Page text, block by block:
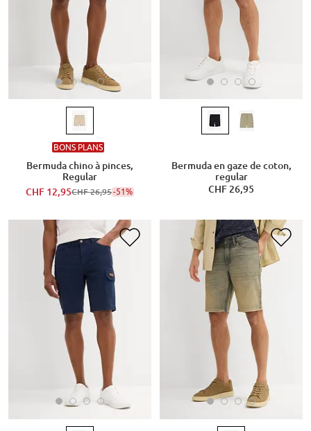
BONS PLANS
Bermuda chino à pinces,
Regular
CHF 12,95CHF 26,95-51%
Bermuda en gaze de coton,
regular
CHF 26,95